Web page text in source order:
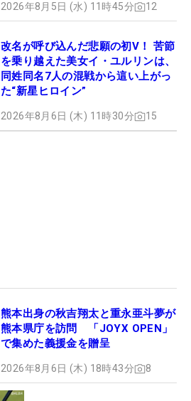
2026年8月5日 (水) 11時45分 12
改名が呼び込んだ悲願の初V！ 苦節
を乗り越えた美女イ・ユルリンは、
同姓同名7人の混戦から這い上がっ
た“新星ヒロイン”
2026年8月6日 (木) 11時30分 15
熊本出身の秋吉翔太と重永亜斗夢が
熊本県庁を訪問 「JOYX OPEN」
で集めた義援金を贈呈
2026年8月6日 (木) 18時43分 8